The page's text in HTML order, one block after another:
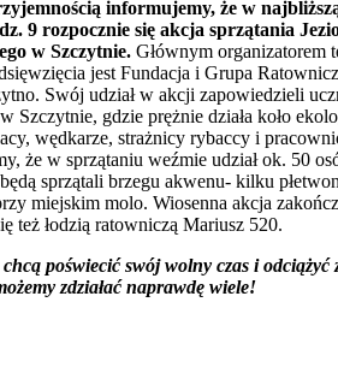
informujemy, że w
9 rozpocznie się akcja sprzątania
w Szczytnie. Głównym organizatorem
jest Fundacja i Grupa
Swój udział w akcji zapowiedzieli
Szczytnie, gdzie prężnie działa koło
wędkarze, strażnicy rybaccy i
że w sprzątaniu weźmie udział ok. 50
sprzątali brzegu akwenu- kilku
miejskim molo. Wiosenna akcja
też łodzią ratowniczą Mariusz 520.
poświecić swój wolny czas i odciążyć
zdziałać naprawdę wiele!